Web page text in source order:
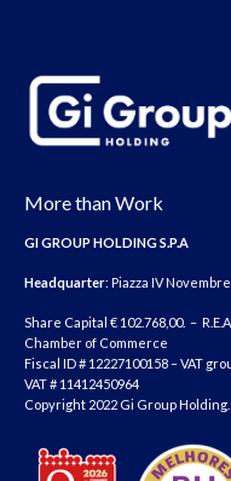
More than Work
GI GROUP HOLDING S.P.A
Headquarter: Piazza IV
Share Capital € 102.768,00. –
Chamber of Commerce
Fiscal ID # 12227100158 – VAT
VAT # 11412450964
Copyright 2022 Gi Group